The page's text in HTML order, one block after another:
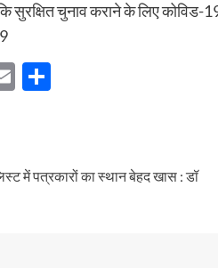
चुनाव कराने के लिए कोविड-
Email
में पत्रकारों का स्थान बेहद खास : डॉ